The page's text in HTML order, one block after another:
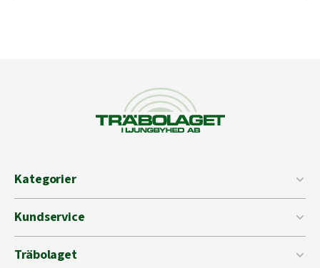
Kategorier
Kundservice
Träbolaget